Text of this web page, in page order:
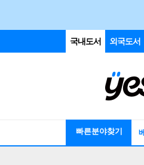
국내도서 외국도서
빠른분야찾기